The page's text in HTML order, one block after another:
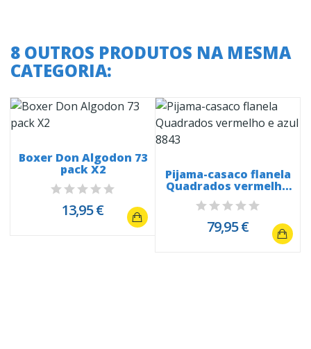
8 OUTROS PRODUTOS NA MESMA
CATEGORIA:
Boxer Don Algodon 73
pack X2
13,95 €
Pijama-casaco flanela
Quadrados vermelho
e azul...
79,95 €